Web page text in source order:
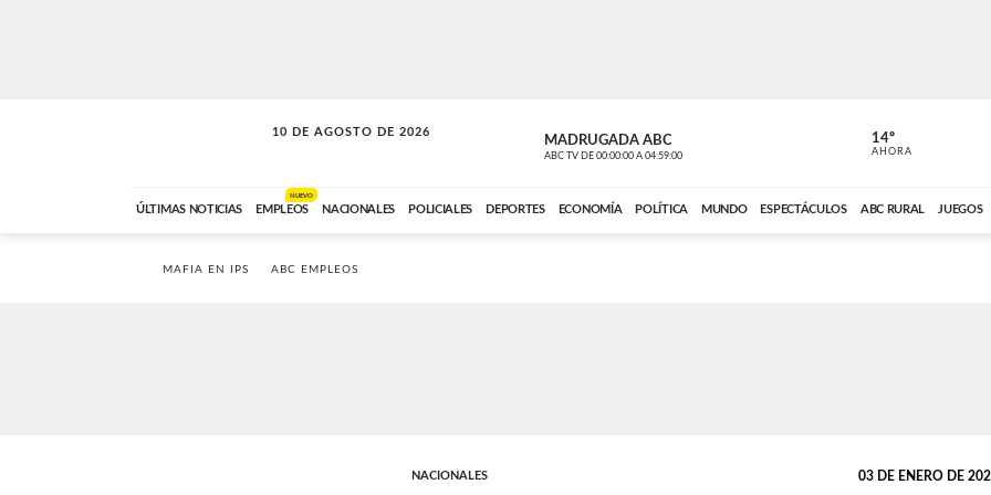
10 DE AGOSTO DE 2026
SOLO MÚSICA MADRUGADA ABC
ABC TV DE 00:00:00 A 04:59:00 ABC CARDINAL
14º
AHORA
ÚLTIMAS NOTICIAS EMPLEOS
NUEVO
NACIONALES POLICIALES DEPORTES ECONOMÍA POLÍTICA MUNDO ESPECTÁCULOS ABC RURAL JUEGOS
MAFIA EN IPS ABC EMPLEOS
NACIONALES 03 DE ENERO DE